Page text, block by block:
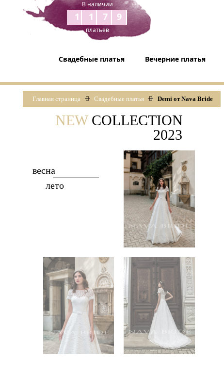
В наличии
1179
платьев
Свадебные платья Вечерние платья
Главная страница Свадебные платья Demi от Nava Bride
NEWCOLLECTION
2023
весна
лето